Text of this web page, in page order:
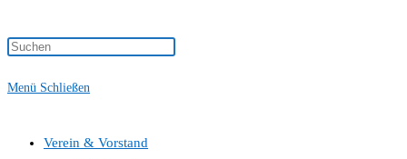
Menü Schließen
Verein & Vorstand